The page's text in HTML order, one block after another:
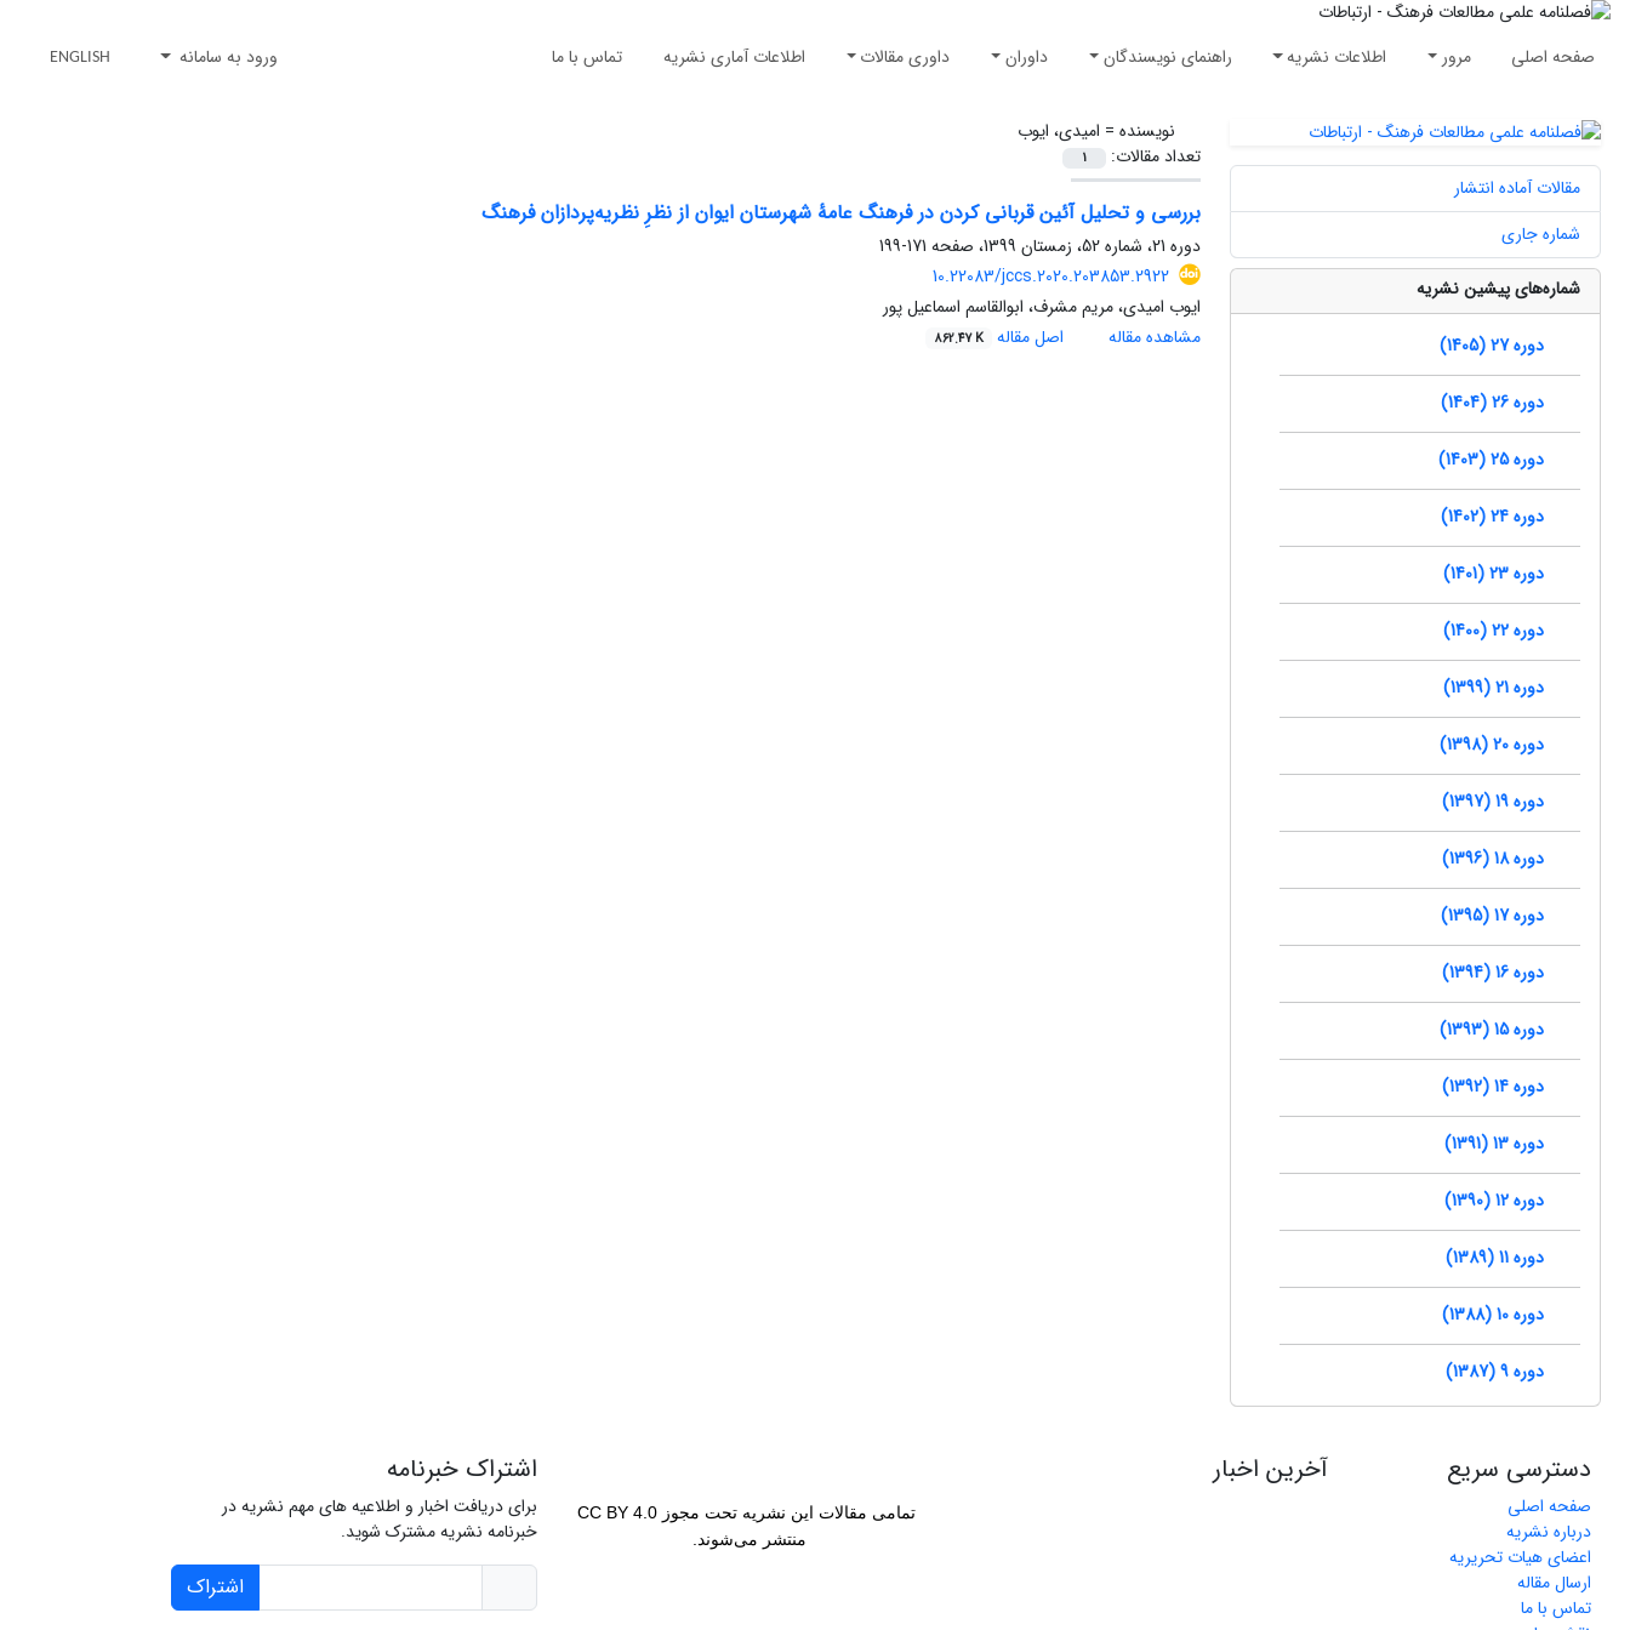
صفحه اصلی مرور اطلاعات نشریه راهنمای نویسندگان داوران داوری مقالات اطلاعات آماری نشریه تماس با ما ورود به سامانه ENGLISH
نویسنده = امیدی، ایوب
تعداد مقالات:
1
بررسی و تحلیل آئین قربانی کردن در فرهنگ عامۀ شهرستان ایوان از نظرِ نظریه‌پردازان فرهنگ
دوره 21، شماره 52، زمستان 1399، صفحه
171-199
10.22083/jccs.2020.203853.2922
ایوب امیدی، مریم مشرف، ابوالقاسم اسماعیل پور
مشاهده مقاله
اصل مقاله 862.47 K
مقالات آماده انتشار
شماره جاری
شماره‌های پیشین نشریه
دوره 27 (1405)
دوره 26 (1404)
دوره 25 (1403)
دوره 24 (1402)
دوره 23 (1401)
دوره 22 (1400)
دوره 21 (1399)
دوره 20 (1398)
دوره 19 (1397)
دوره 18 (1396)
دوره 17 (1395)
دوره 16 (1394)
دوره 15 (1393)
دوره 14 (1392)
دوره 13 (1391)
دوره 12 (1390)
دوره 11 (1389)
دوره 10 (1388)
دوره 9 (1387)
دسترسی سریع
صفحه اصلی
درباره نشریه
اعضای هیات تحریریه
ارسال مقاله
تماس با ما
آخرین اخبار
تمامی مقالات این نشریه تحت مجوز CC BY 4.0
منتشر می‌شوند.
اشتراک خبرنامه
برای دریافت اخبار و اطلاعیه های مهم نشریه در
خبرنامه نشریه مشترک شوید.
اشتراک